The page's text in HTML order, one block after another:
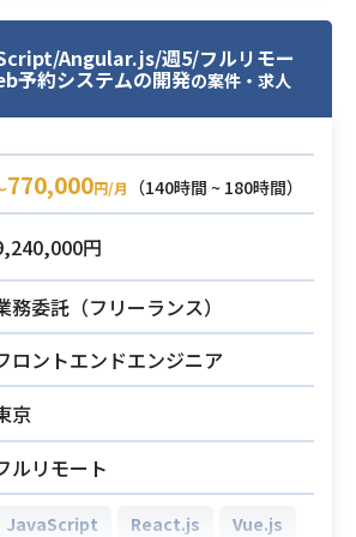
ンフラ構築、運用、管理を実施し
いただきます。
キル見合いでプロジェクト管理、
記において2つ以上に該当かつ3年
上の経験者
AWS等のパブリッククラウド上で
システム設計/構築、運用管理
VMWare等の仮想システムのシス
ム設計/構築、運用管理
DBA経験、DBサーバの設計/構
築、運用管理
Linuxサーバの設計/構築、運用管
Windowsサーバの設計/構築、運用
管理
Angular.js/週5/フルリモー
予約システムの開発の案件・求人
770,000円/月
（140時間 ~ 180時間）
円
務委託（フリーランス）
ロントエンドエンジニア
京
ルリモート
JavaScript React.js
Vue.js